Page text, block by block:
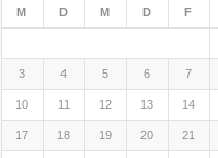
M D M D F
3 4 5 6 7
10 11 12 13 14
17 18 19 20 21